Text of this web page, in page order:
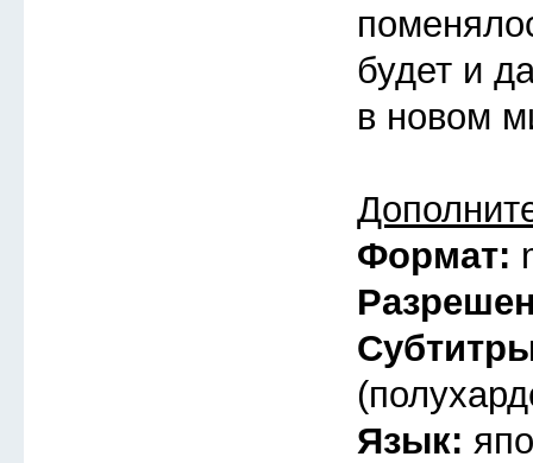
будет и
в новом
Формат:
Язык: